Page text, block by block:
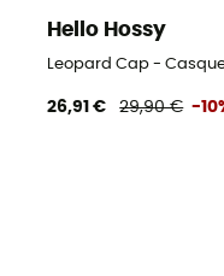
Hello Hossy
Leopard Cap -
26,91 € 29,90 € -